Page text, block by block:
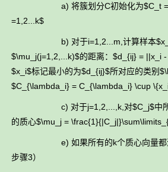
a) 将簇划分C初始化为$C_t =
=1,2...k$
b) 对于i=1,2...m,计算样本$x_i$
$\mu_j(j=1,2,...k)$的距离：$d_{ij} = ||x_i
$x_i$标记最小的为$d_{ij}$所对应的类别
$C_{\lambda_i} = C_{\lambda_i} \cup
c) 对于j=1,2,...,k,对$C_j$中所有
的质心$\mu_j =
e) 如果所有的k个质心向量都没
步骤3）